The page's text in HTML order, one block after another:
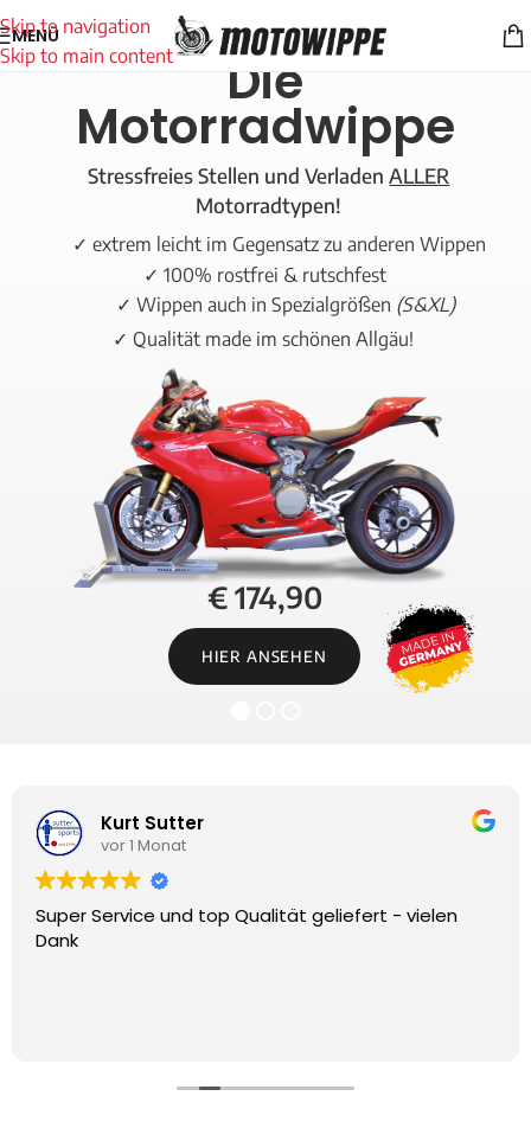
Skip to navigation
Skip to main content
MENÜ
✓ extrem leicht im Gegensatz zu anderen Wippen
✓ Wippen auch in Spezialgrößen (S&XL)
Die
Motorradwippe
Stressfreies Stellen und VerladenALLER
Motorradtypen!
✓ 100% rostfrei & rutschfest
€ 174,90
✓ Qualität made im schönen Allgäu!
HIER ANSEHEN
Kurt Sutter
vor 1 Monat
Super Service und top Qualität geliefert - vielen
Dank